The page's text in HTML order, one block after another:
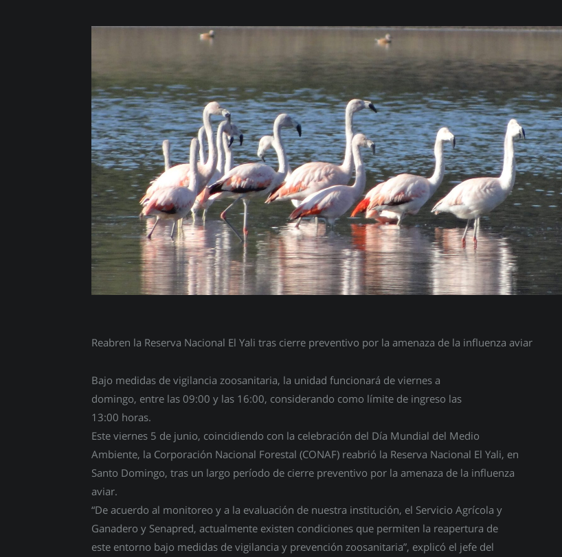
Reabren la Reserva Nacional El Yali tras cierre preventivo por la amenaza de la influenza aviar
Bajo medidas de vigilancia zoosanitaria, la unidad funcionará de viernes a
domingo, entre las 09:00 y las 16:00, considerando como límite de ingreso las
13:00 horas.
Este viernes 5 de junio, coincidiendo con la celebración del Día Mundial del Medio
Ambiente, la Corporación Nacional Forestal (CONAF) reabrió la Reserva Nacional El Yali, en
Santo Domingo, tras un largo período de cierre preventivo por la amenaza de la influenza
aviar.
“De acuerdo al monitoreo y a la evaluación de nuestra institución, el Servicio Agrícola y
Ganadero y Senapred, actualmente existen condiciones que permiten la reapertura de
este entorno bajo medidas de vigilancia y prevención zoosanitaria”, explicó el jefe del